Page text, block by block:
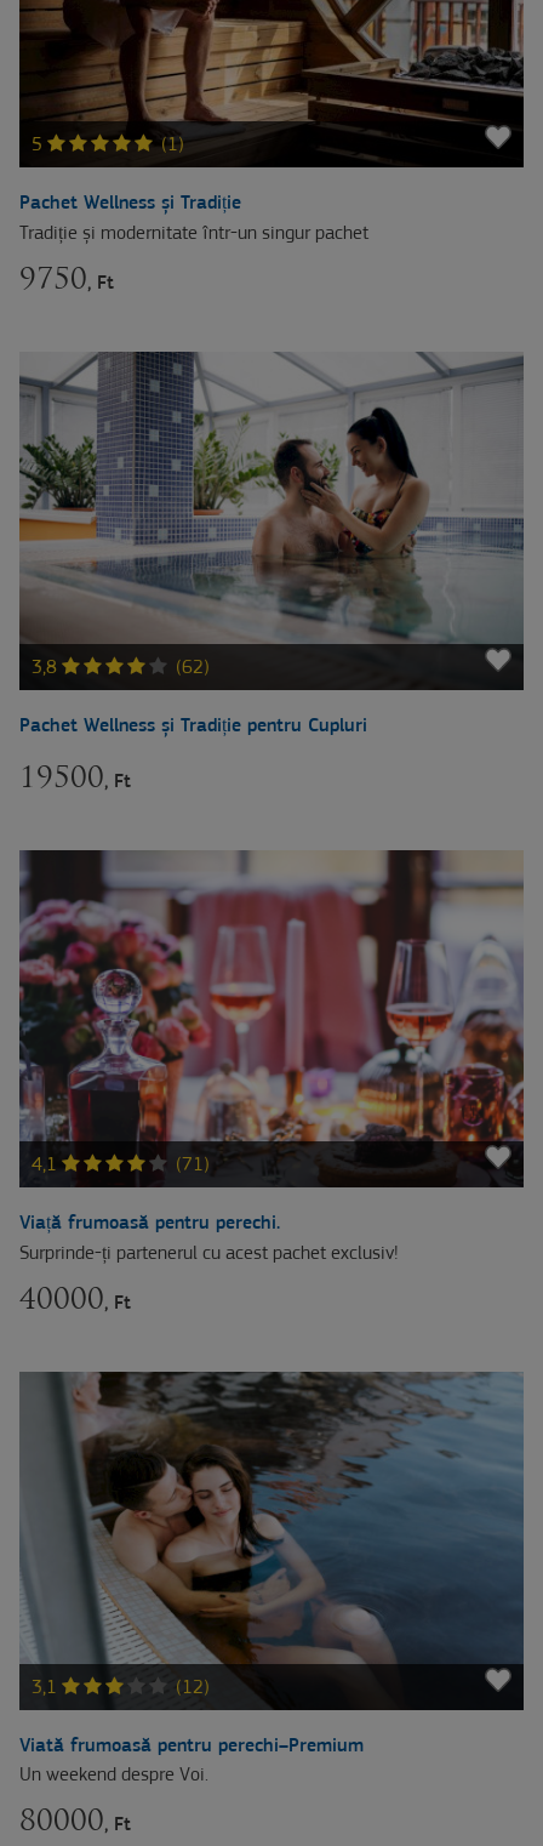
5 (1)
Pachet Wellness și Tradiție
Tradiție și modernitate într-un singur pachet
9750, Ft
3,8 (62)
Pachet Wellness și Tradiție pentru Cupluri
19500, Ft
4,1 (71)
Viață frumoasă pentru perechi.
Surprinde-ți partenerul cu acest pachet exclusiv!
40000, Ft
3,1 (12)
Viată frumoasă pentru perechi–Premium
Un weekend despre Voi.
80000, Ft